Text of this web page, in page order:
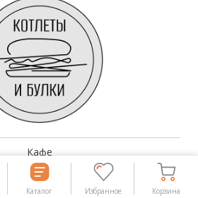
Кафе
«Котлеты и булки»
Каталог Избранное Корзина